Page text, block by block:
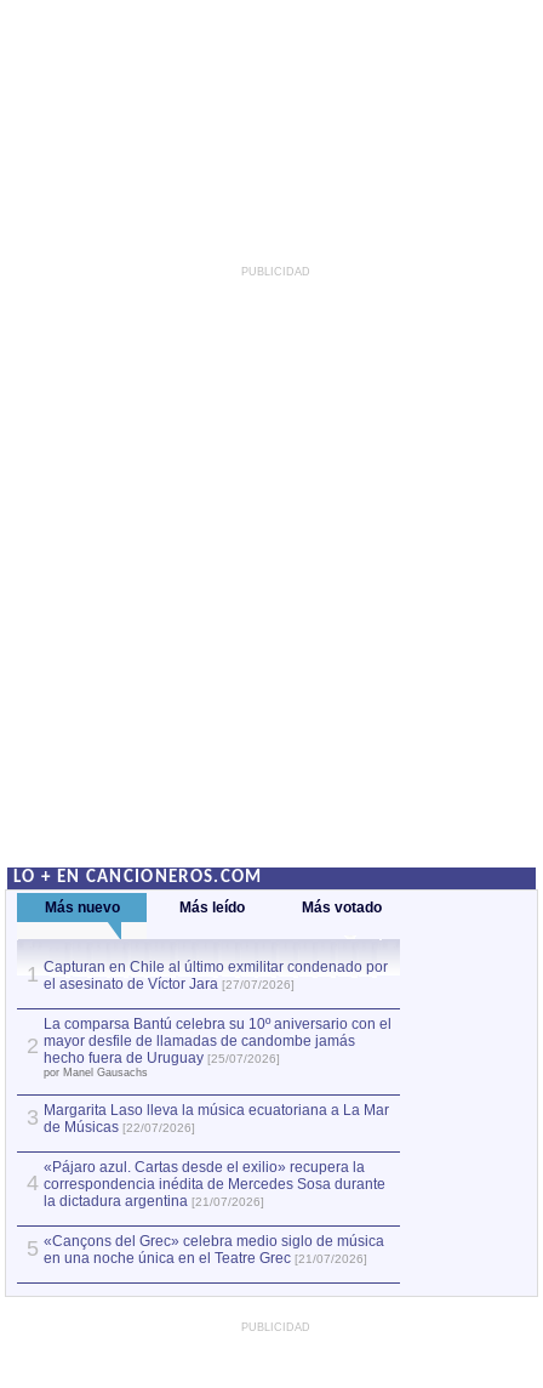
PUBLICIDAD
LO + EN CANCIONEROS.COM
Más nuevo Más leído Más votado
1 Capturan en Chile al último exmilitar condenado por
el asesinato de Víctor Jara [27/07/2026]
2
La comparsa Bantú celebra su 10º aniversario con el
mayor desfile de llamadas de candombe jamás
hecho fuera de Uruguay [25/07/2026]
por Manel Gausachs
3 Margarita Laso lleva la música ecuatoriana a La Mar
de Músicas [22/07/2026]
4
«Pájaro azul. Cartas desde el exilio» recupera la
correspondencia inédita de Mercedes Sosa durante
la dictadura argentina [21/07/2026]
5 «Cançons del Grec» celebra medio siglo de música
en una noche única en el Teatre Grec [21/07/2026]
PUBLICIDAD